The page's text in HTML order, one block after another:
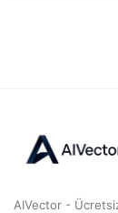
AIVector -